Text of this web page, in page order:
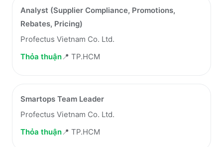
Analyst (Supplier Compliance, Promotions,
Rebates, Pricing)
Profectus Vietnam Co. Ltd.
Thỏa thuận📍 TP.HCM
Smartops Team Leader
Profectus Vietnam Co. Ltd.
Thỏa thuận📍 TP.HCM